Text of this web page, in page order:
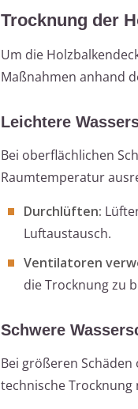
Trocknung der
Um die
Maßnahmen anhand
Leichtere
Bei oberflächlichen
Raumtemperatur
Durchlüften:
Luftaustausch.
Ventilatoren
die Trocknung zu
Schwere
Bei größeren
technische